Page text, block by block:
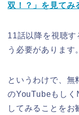
双！？」を見てみ
11話以降を視聴
う必要があります。
というわけで、
のYouTubeもし
してみることをお